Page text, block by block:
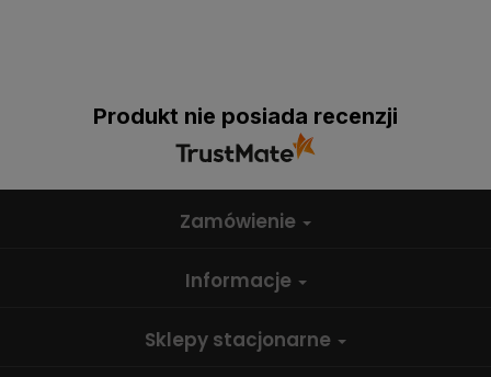
Produkt nie posiada recenzji
Zamówienie
Informacje
Sklepy stacjonarne